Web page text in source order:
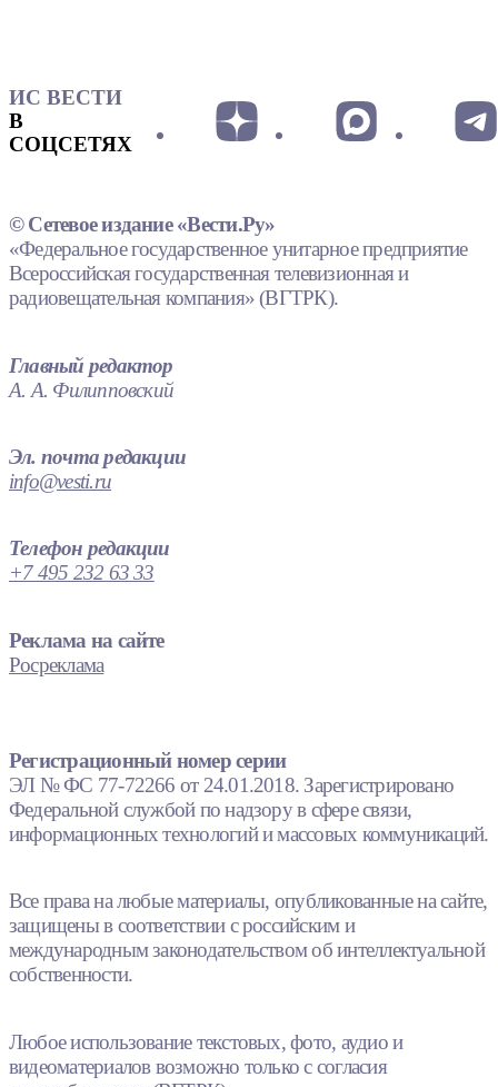
ИС ВЕСТИ
В
СОЦСЕТЯХ
© Сетевое издание «Вести.Ру»
«Федеральное государственное унитарное предприятие
Всероссийская государственная телевизионная и
радиовещательная компания» (ВГТРК).
Главный редактор
А. А. Филипповский
Эл. почта редакции
info@vesti.ru
Телефон редакции
+7 495 232 63 33
Реклама на сайте
Росреклама
Регистрационный номер серии
ЭЛ № ФС 77-72266 от 24.01.2018. Зарегистрировано
Федеральной службой по надзору в сфере связи,
информационных технологий и массовых коммуникаций.
Все права на любые материалы, опубликованные на сайте,
защищены в соответствии с российским и
международным законодательством об интеллектуальной
собственности.
Любое использование текстовых, фото, аудио и
видеоматериалов возможно только с согласия